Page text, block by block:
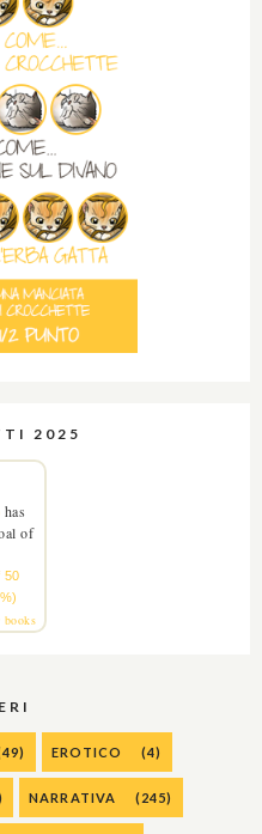
2025
has
of
50
books
EROTICO (4)
NARRATIVA (245)